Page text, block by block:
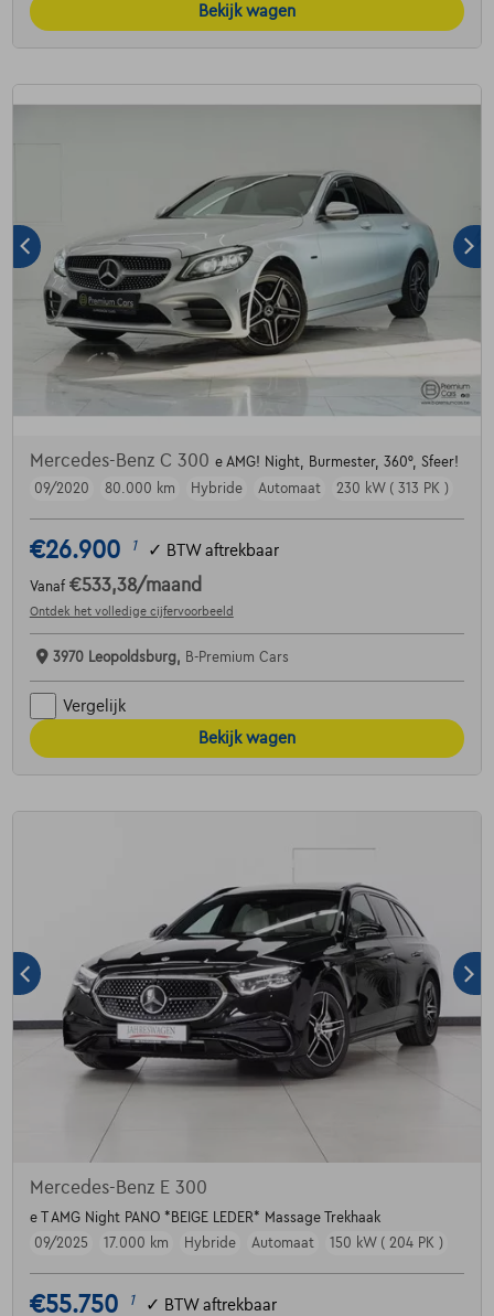
Bekijk wagen
Mercedes-Benz C 300 e AMG! Night, Burmester, 360°, Sfeer!
09/2020
80.000 km Hybride Automaat 230 kW ( 313 PK )
€26.900 1 ✓ BTW aftrekbaar
Vanaf €533,38/maand
Ontdek het volledige cijfervoorbeeld
3970 Leopoldsburg, B-Premium Cars
Vergelijk
Bekijk wagen
Mercedes-Benz E 300
e T AMG Night PANO *BEIGE LEDER* Massage Trekhaak
09/2025
17.000 km Hybride Automaat 150 kW ( 204 PK )
€55.750 1 ✓ BTW aftrekbaar